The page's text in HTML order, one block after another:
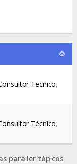
Técnico,
Técnico,
para ler tópicos